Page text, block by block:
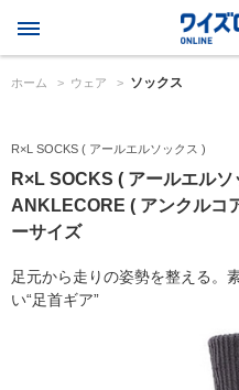
ホーム > ウェア > ソックス
R×L SOCKS ( アールエルソックス )
R×L SOCKS ( アールエルソ
ANKLECORE ( アンクルコ
ーサイズ
足元から走りの姿勢を整える。
い“足首ギア”